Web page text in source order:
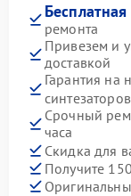
ремонта
Привезем и
доставкой
Гарантия на
Срочный
часа
Скидка для
Получите